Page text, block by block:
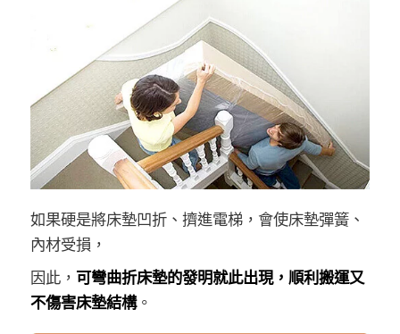
如果硬是將床墊凹折、擠進電梯，會使床墊彈簧、
內材受損，
因此， 可彎曲折床墊的發明就此出現，順利搬運又
不傷害床墊結構。